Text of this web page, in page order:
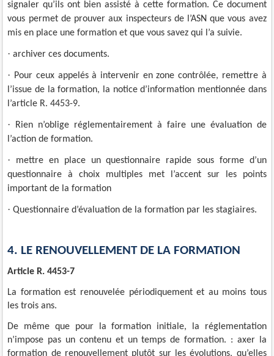
signaler qu’ils ont bien assisté à cette formation. Ce document
vous permet de prouver aux inspecteurs de l’ASN que vous avez
mis en place une formation et que vous savez qui l’a suivie.
·archiver ces documents.
· Pour ceux appelés à intervenir en zone contrôlée, remettre à
l’issue de la formation, la notice d’information mentionnée dans
l’article R. 4453-9.
· Rien n’oblige réglementairement à faire une évaluation de
l’action de formation.
· mettre en place un questionnaire rapide sous forme d’un
questionnaire à choix multiples met l’accent sur les points
important de la formation
·Questionnaire d’évaluation de la formation par les stagiaires.
4. LE RENOUVELLEMENT DE LA FORMATION
Article R. 4453-7
La formation est renouvelée périodiquement et au moins tous
les trois ans.
De même que pour la formation initiale, la réglementation
n’impose pas un contenu et un temps de formation. : axer la
formation de renouvellement plutôt sur les évolutions, qu’elles